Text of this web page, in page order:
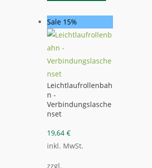
Sale 15%
Leichtlaufrollenbah
n -
Verbindungslasche
nset
19,64 €
inkl. MwSt.
zzgl.